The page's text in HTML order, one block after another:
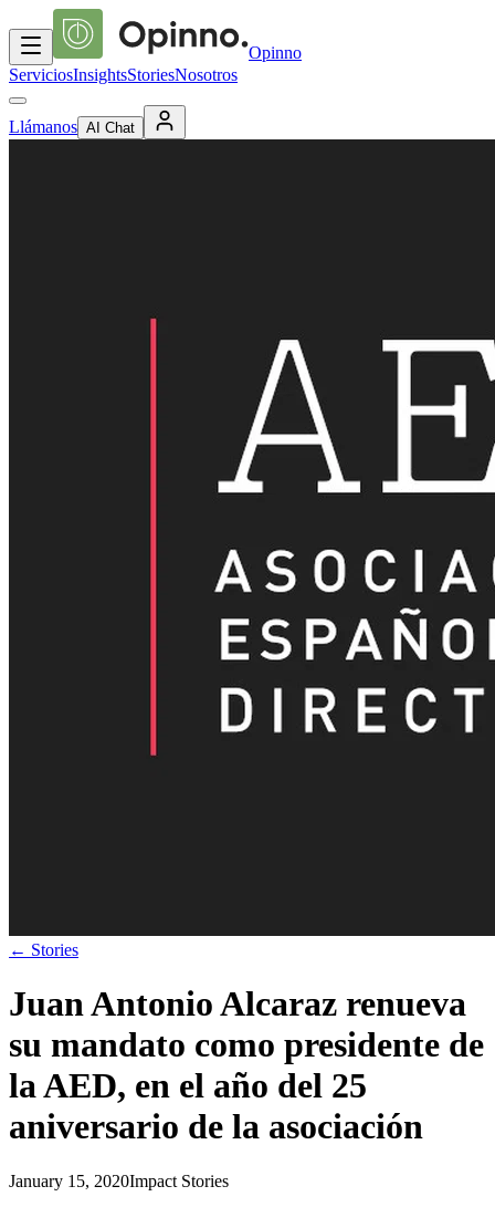
Opinno
ServiciosInsightsStoriesNosotros
Llámanos AI Chat
← Stories
Juan Antonio Alcaraz renueva
su mandato como presidente de
la AED, en el año del 25
aniversario de la asociación
January 15, 2020Impact Stories